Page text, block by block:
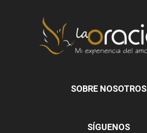
SOBRE NOSOTROS
SÍGUENOS